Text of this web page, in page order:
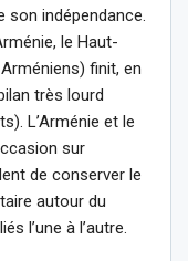
son indépendance.
le Haut-
finit, en
très lourd
L’Arménie et le
sur
de conserver le
autour du
l’une à l’autre.